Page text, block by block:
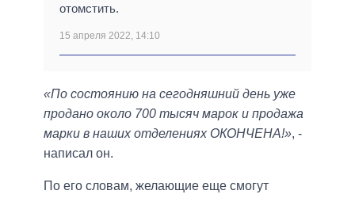
отомстить.
15 апреля 2022, 14:10
«По состоянию на сегодняшний день уже
продано около 700 тысяч марок и продажа
марки в наших отделениях ОКОНЧЕНА!», -
написал он.
По его словам, желающие еще смогут